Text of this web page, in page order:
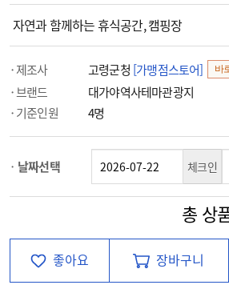
자연과 함께하는 휴식공간, 캠핑장
제조사 고령군청 [가맹점스토어] 바
브랜드
대가야역사테마관광지
기준인원
4명
날짜선택 체크인
총 상
좋아요 장바구니